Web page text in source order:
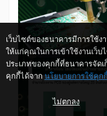
เว็บไซต์ของธนาคารมีการใช้
ให้แก่คุณในการเข้าใช้งานเว็บ
ประเภทของคุกกี้ที่ธนาคารจัด
คุกกี้ได้จากนโยบายการใช้คุก
ไม่ตกลง